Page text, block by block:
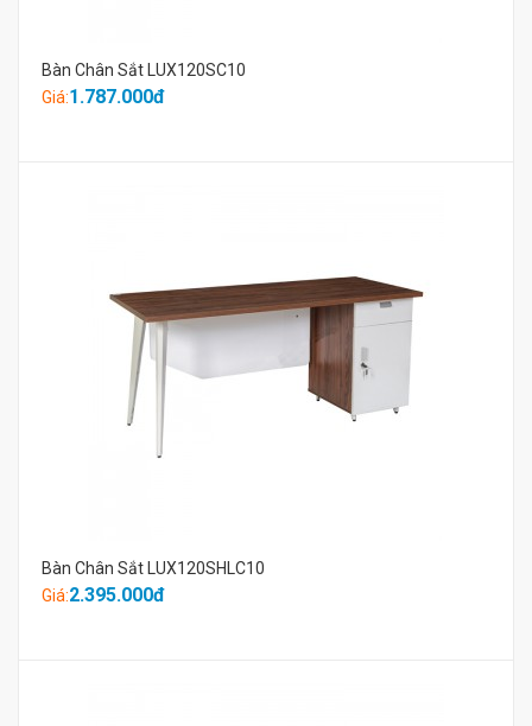
Bàn Chân Sắt LUX120SC10
Giá:1.787.000đ
Bàn Chân Sắt LUX120SHLC10
Giá:2.395.000đ